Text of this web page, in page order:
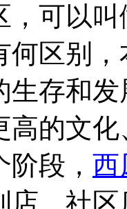
，可以
何区别
生存和
高的文
段， 西
店、社